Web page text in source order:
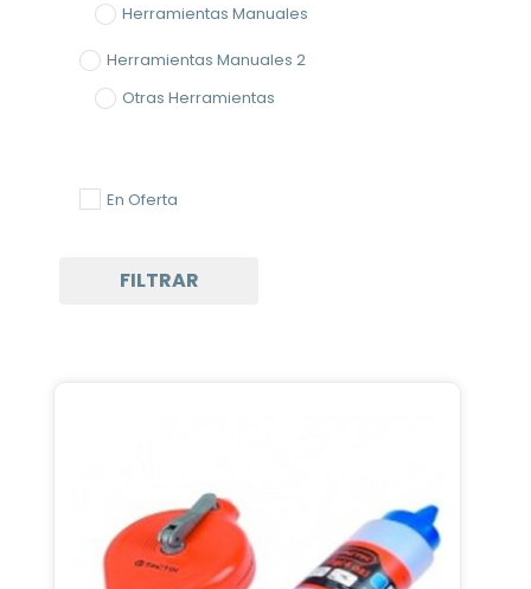
Herramientas Manuales
Herramientas Manuales 2
Otras Herramientas
En Oferta
FILTRAR